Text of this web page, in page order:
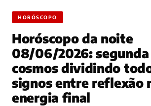
HORÓSCOPO
Horóscopo da noite
08/06/2026: segunda
cosmos dividindo
signos entre reflexão
energia final